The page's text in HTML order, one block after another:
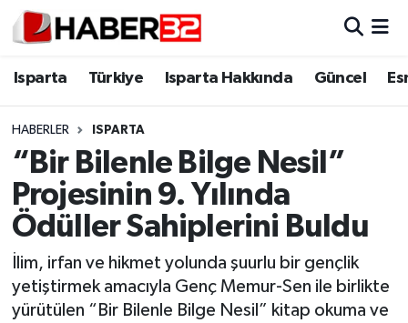
Isparta Türkiye Isparta Hakkında Güncel
HABERLER ISPARTA
“Bir Bilenle Bilge Nesil”
Projesinin 9. Yılında
Ödüller Sahiplerini Buldu
İlim, irfan ve hikmet yolunda şuurlu bir gençlik
yetiştirmek amacıyla Genç Memur-Sen ile birlikte
yürütülen “Bir Bilenle Bilge Nesil” kitap okuma ve
Isparta
Esnaf Diyor ki;
ASAYİŞ
BİLİM VE TEKNOLOJİ
EĞİTİM
Isparta Nöbetçi Eczaneler
Isparta Trafik Yoğunluk Haritası
Süper Lig Puan Durumu ve Fikstür
Tüm Manşetler
Son Dakika Haberleri